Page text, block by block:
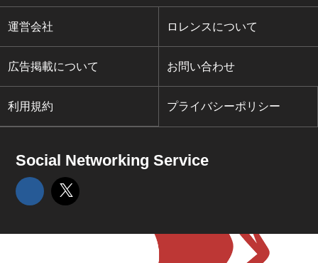
運営会社 ロレンスについて
広告掲載について お問い合わせ
利用規約 プライバシーポリシー
Social Networking Service